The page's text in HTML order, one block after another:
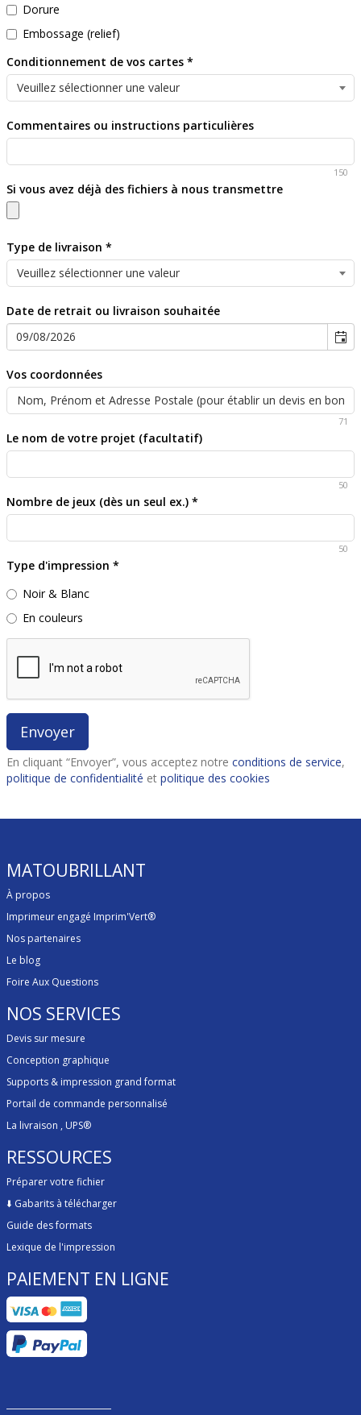
Dorure
Embossage (relief)
Conditionnement de vos cartes *
Commentaires ou instructions particulières
150
Si vous avez déjà des fichiers à nous transmettre
Type de livraison *
Date de retrait ou livraison souhaitée
Vos coordonnées
71
Le nom de votre projet (facultatif)
50
Nombre de jeux (dès un seul ex.) *
50
Type d'impression *
Noir & Blanc
En couleurs
En cliquant “Envoyer”, vous acceptez notre conditions de service,
politique de confidentialité et politique des cookies
MATOUBRILLANT
À propos
Imprimeur engagé Imprim'Vert®
Nos partenaires
Le blog
Foire Aux Questions
NOS SERVICES
Devis sur mesure
Conception graphique
Supports & impression grand format
Portail de commande personnalisé
La livraison , UPS®
RESSOURCES
Préparer votre fichier
⬇️ Gabarits à télécharger
Guide des formats
Lexique de l'impression
PAIEMENT EN LIGNE